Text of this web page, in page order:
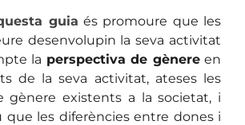
guia és promoure que les
desenvolupin la seva activitat
la perspectiva de gènereen
de la seva activitat, ateses les
gènere existents a la societat, i
que les diferències entre dones i